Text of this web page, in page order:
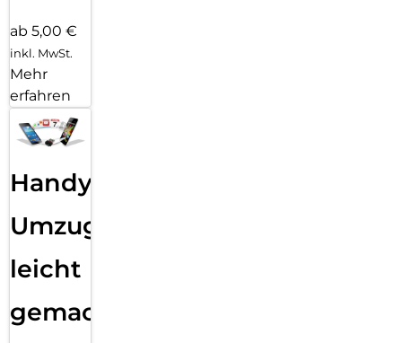
ab 5,00 €
inkl. MwSt.
Mehr
erfahren
Handy
Umzug
leicht
gemacht!